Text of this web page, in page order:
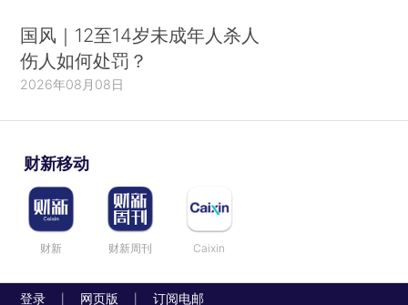
国风｜12至14岁未成年人杀人
伤人如何处罚？
2026年08月08日
财新移动
财新 财新周刊 Caixin
登录 网页版 订阅电邮